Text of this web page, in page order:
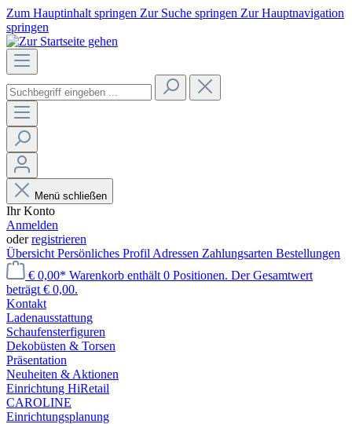
Zum Hauptinhalt springen Zur Suche springen Zur Hauptnavigation
springen
Menü schließen
Ihr Konto
Anmelden
oderregistrieren
Übersicht Persönliches Profil Adressen Zahlungsarten Bestellungen
€ 0,00* Warenkorb enthält 0 Positionen. Der Gesamtwert
beträgt € 0,00.
Kontakt
Laden­ausstattung
Schaufenster­figuren
Dekobüsten & Torsen
Präsentation
Neuheiten & Aktionen
Einrichtung HiRetail
CAROLINE
Einrichtungsplanung